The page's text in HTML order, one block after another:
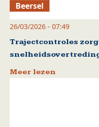
Beersel
26/03/2026 - 07:49
Trajectcontroles
Meer lezen